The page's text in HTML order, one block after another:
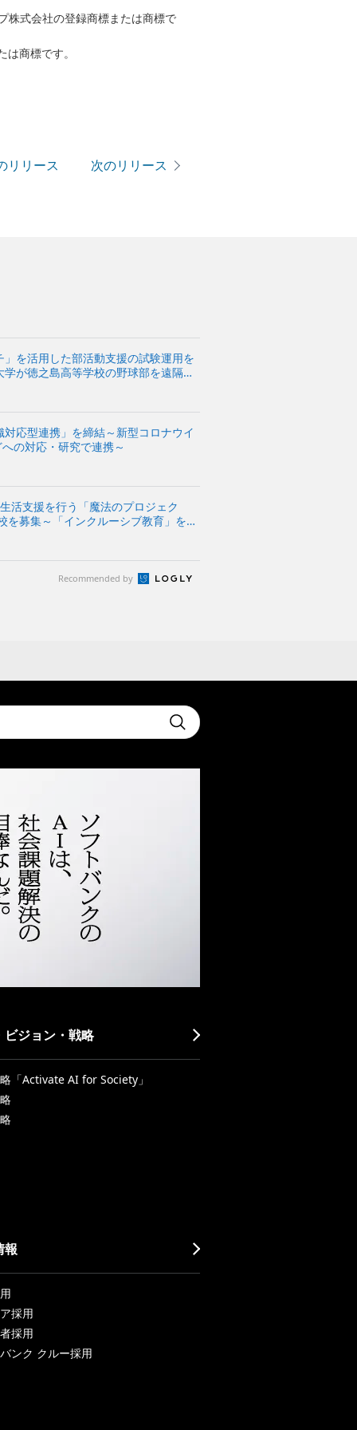
株式会社の登録商標または商標で
商標です。
リリース 次のリリース
を活用した部活動支援の試験運用を
が徳之島高等学校の野球部を遠隔で
応型連携」を締結～新型コロナウイ
の対応・研究で連携～
活支援を行う「魔法のプロジェク
募集～「インクルーシブ教育」をメ
Recommended by
Submit
ビジョン・戦略
「Activate AI for Society」
報
採用
採用
ンク クルー採用